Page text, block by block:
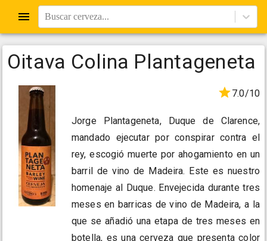
Buscar cerveza...
Oitava Colina Plantageneta
7.0/10
Jorge Plantageneta, Duque de Clarence,
mandado ejecutar por conspirar contra el
rey, escogió muerte por ahogamiento en un
barril de vino de Madeira. Este es nuestro
homenaje al Duque. Envejecida durante tres
meses en barricas de vino de Madeira, a la
que se añadió una etapa de tres meses en
botella, es una cerveza que presenta color